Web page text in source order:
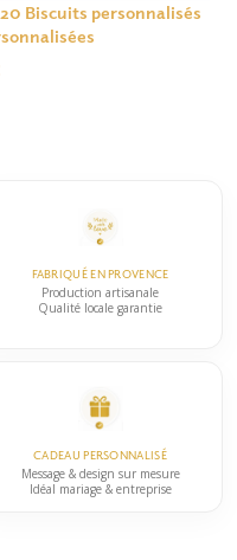
Biscuits personnalisés
FABRIQUÉ EN PROVENCE
Production artisanale
Qualité locale garantie
CADEAU PERSONNALISÉ
Message & design sur mesure
Idéal mariage & entreprise